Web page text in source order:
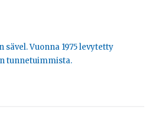
sävel. Vuonna 1975 levytetty
tunnetuimmista.